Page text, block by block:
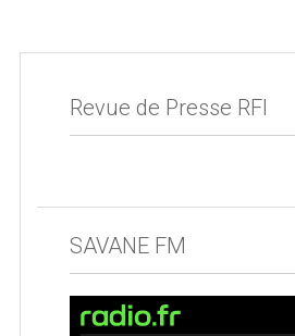
Revue de Presse RFI
SAVANE FM